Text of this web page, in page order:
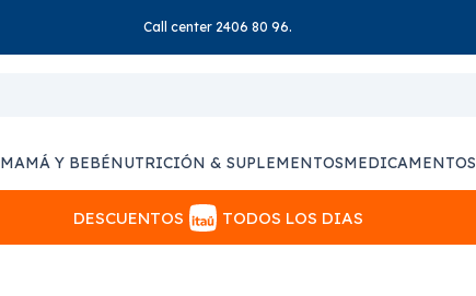
Call center 2406 80 96.
MAMÁ Y BEBÉNUTRICIÓN & SUPLEMENTOSMEDICAMENTOS
DESCUENTOS TODOS LOS DIAS